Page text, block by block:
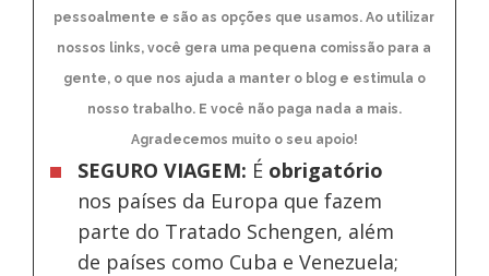
pessoalmente e são as opções que usamos. Ao utilizar
nossos links, você gera uma pequena comissão para a
gente, o que nos ajuda a manter o blog e estimula o
nosso trabalho. E você não paga nada a mais.
Agradecemos muito o seu apoio!
SEGURO VIAGEM: É obrigatório
nos países da Europa que fazem
parte do Tratado Schengen, além
de países como Cuba e Venezuela;